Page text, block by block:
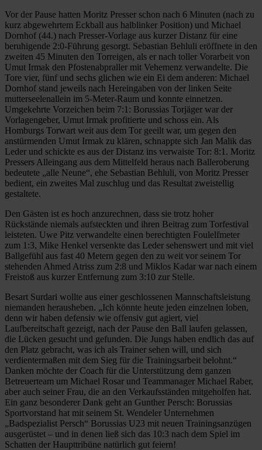
Vor der Pause hatten Moritz Presser schon nach 6 Minuten (nach zu
kurz abgewehrtem Eckball aus halblinker Position) und Michael
Dornhof (44.) nach Presser-Vorlage aus kurzer Distanz für eine
beruhigende 2:0-Führung gesorgt. Sebastian Behluli eröffnete in den
zweiten 45 Minuten den Torreigen, als er nach toller Vorarbeit von
Umut Irmak den Pfostenabpraller mit Vehemenz verwandelte. Die
Tore vier, fünf und sechs glichen wie ein Ei dem anderen: Michael
Dornhof stand jeweils nach Hereingaben von der linken Seite
mutterseelenallein im 5-Meter-Raum und konnte einnetzen.
Umgekehrte Vorzeichen beim 7:1: Borussias Torjäger war der
Vorlagengeber, Umut Irmak profitierte und schoss ein. Als
Homburgs Torwart weit aus dem Tor geeilt war, um gegen den
anstürmenden Umut Irmak zu klären, schnappte sich Jan Malik das
Leder und schickte es aus der Distanz ins verwaiste Tor: 8:1. Moritz
Pressers Alleingang aus dem Mittelfeld heraus nach Balleroberung
bedeutete „alle Neune“, ehe Sebastian Behluli, von Moritz Presser
bedient, ein zweites Mal zuschlug und das Resultat zweistellig
gestaltete.
Den Gästen ist es hoch anzurechnen, dass sie trotz hoher
Rückstände niemals aufsteckten und ihren Beitrag zum Torfestival
leisteten. Uwe Pitz verwandelte einen berechtigten Foulelfmeter
zum 1:3, Mike Henkel versenkte das Leder sehenswert und mit viel
Ballgefühl aus fast 40 Metern gegen den zu weit vor seinem Tor
stehenden Ahmed Atriss zum 2:8 und Miklos Kadar war nach einem
Freistoß aus kurzer Entfernung zum 3:10 zur Stelle.
Besart Surdari wollte aus einer geschlossenen Mannschaftsleistung
niemanden herausheben. „Ich könnte heute jeden einzelnen loben,
denn wir haben defensiv wie offensiv gut agiert, viel
Laufbereitschaft gezeigt, nach der Pause den Ball laufen gelassen,
die Lücken gesucht und gefunden. Die Jungs haben endlich das auf
den Platz gebracht, was ich als Trainer sehen will, und sich
verdientermaßen mit dem Sieg für die Trainingsarbeit belohnt.“
Danken möchte der Coach für die Unterstützung dem ganzen
Betreuerteam um Michael Rosar und Teammanager Michael Raber,
aber auch seiner Frau, die an den Verkaufsständen mitgeholfen hat.
Ein ganz besonderer Dank geht an Gunther Persch: Borussias
Sportvorstand hat mit seinem St. Wendeler Unternehmen
„Badspezialist Persch“ Borussias U23 mit neuen Trainingsanzügen
ausgerüstet – und in denen ließ sich das 10:3 nach dem Spiel im
Schatten der Haupttribüne natürlich gut feiern!